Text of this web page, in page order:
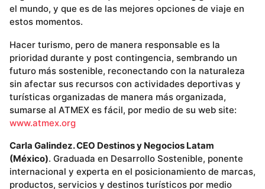
el mundo, y que es de las mejores opciones de viaje en
estos momentos.
Hacer turismo, pero de manera responsable es la
prioridad durante y post contingencia, sembrando un
futuro más sostenible, reconectando con la naturaleza
sin afectar sus recursos con actividades deportivas y
turísticas organizadas de manera más organizada,
sumarse al ATMEX es fácil, por medio de su web site:
www.atmex.org
Carla Galindez. CEO Destinos y Negocios Latam
(México). Graduada en Desarrollo Sostenible, ponente
internacional y experta en el posicionamiento de marcas,
productos, servicios y destinos turísticos por medio